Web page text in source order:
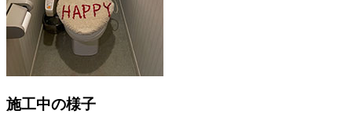
施工中の様子